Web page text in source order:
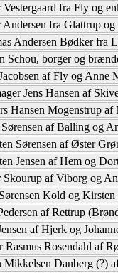
Vestergaard fra Fly og
Andersen fra Glattrup
Andersen Bødker fra
Schou, borger og
af Fly og Anne
Jens Hansen af
Hansen Mogenstrup af
af Balling og
Sørensen af Øster
Jensen af Hem og
Skourup af Viborg og
Kold og Kirsten
af Rettrup
af Hjerk og
Rasmus Rosendahl af
Mikkelsen Danberg (?)